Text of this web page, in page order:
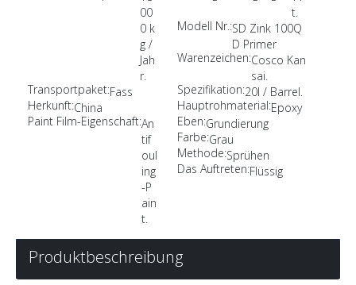
00
0 k
g /
Jah
r.
t.
Modell Nr.:SD Zink 100Q
D Primer
Warenzeichen:Cosco Kan
sai.
Transportpaket:Fass Spezifikation:20l / Barrel.
Herkunft:China Hauptrohmaterial:Epoxy
Paint Film-Eigenschaft:An
tif
oul
ing
-P
ain
t.
Eben:Grundierung
Farbe:Grau
Methode:Sprühen
Das Auftreten:Flüssig
Produktbeschreibung